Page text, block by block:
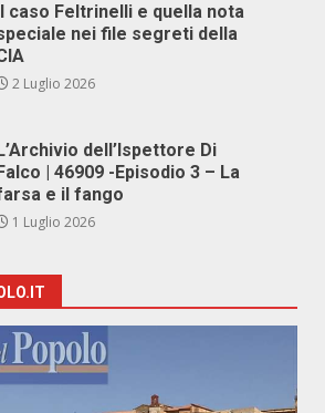
caso Feltrinelli e quella nota
nei file segreti della
2 Luglio 2026
dell’Ispettore Di
| 46909 -Episodio 3 – La
e il fango
1 Luglio 2026